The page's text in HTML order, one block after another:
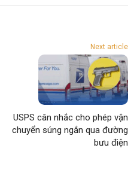
Next article
USPS cân nhắc cho phép vận
chuyển súng ngắn qua đường
bưu điện